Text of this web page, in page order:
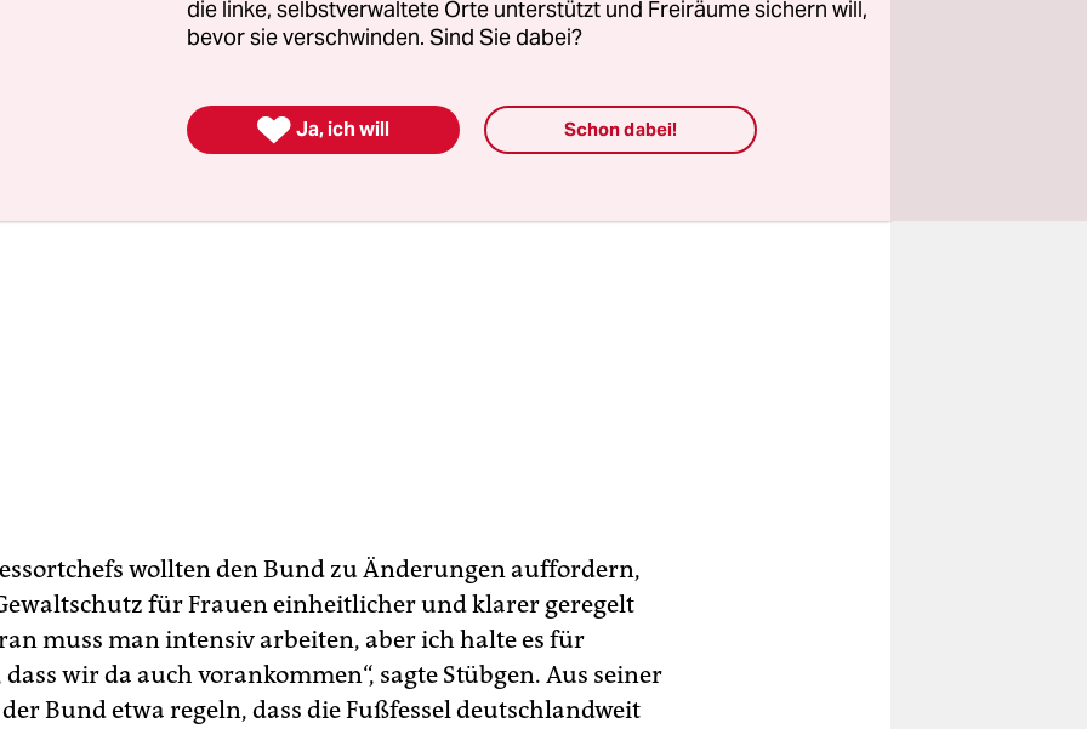
Frau geschlagen habe und ihr dann in Berlin auflaure,
wollten den Bund zu Änderungen auffordern,
für Frauen einheitlicher und klarer geregelt
muss man intensiv arbeiten, aber ich halte es für
wir da auch vorankommen“, sagte Stübgen. Aus seiner
Bund etwa regeln, dass die Fußfessel deutschlandweit
die linke, selbstverwaltete Orte unterstützt und Freiräume sichern will,
bevor sie verschwinden. Sind Sie dabei?
 Ja, ich will Schon dabei!